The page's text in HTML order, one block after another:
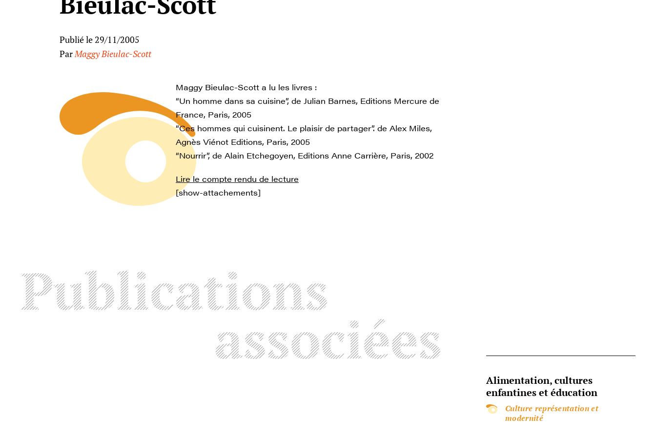
Publié le 29/11/2005
Par Maggy Bieulac-Scott
Maggy Bieulac-Scott a lu les livres :
“Un homme dans sa cuisine”, de Julian Barnes, Editions Mercure de
France, Paris, 2005
“Ces hommes qui cuisinent. Le plaisir de partager”. de Alex Miles,
Agnès Viénot Editions, Paris, 2005
“Nourrir”, de Alain Etchegoyen, Editions Anne Carrière, Paris, 2002
Lire le compte rendu de lecture
[show-attachements]
Publications
associées
Alimentation, cultures
enfantines et éducation
Culture représentation et
modernité